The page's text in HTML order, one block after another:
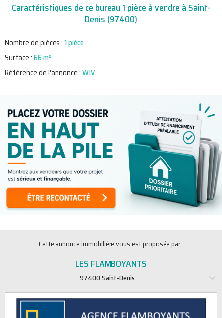
Caractéristiques de ce bureau 1 pièce à vendre à Saint-
Denis (97400)
Nombre de pièces :1 pièce
Surface :66 m²
Référence de l'annonce :WIV
Cette annonce immobilière vous est proposée par :
LES FLAMBOYANTS
97400 Saint-Denis